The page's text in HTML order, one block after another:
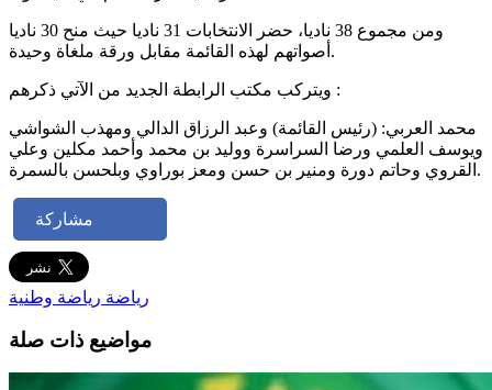
ومن مجموع 38 ناديا، حضر الانتخابات 31 ناديا حيث منح 30 ناديا
أصواتهم لهذه القائمة مقابل ورقة ملغاة وحيدة.
ويتركب مكتب الرابطة الجديد من الآتي ذكرهم :
محمد العربي: (رئيس القائمة) وعبد الرزاق الدالي ومهذب الشواشي
ويوسف العلمي ورضا السراسرة ووليد بن محمد وأحمد مكلين وعلي
القروي وحاتم دورة ومنير بن حسن ومعز بوراوي وبلحسن بالسمرة.
مشاركة
رياضة رياضة وطنية
مواضيع ذات صلة